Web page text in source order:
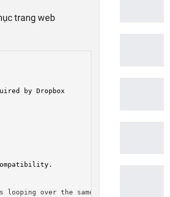
trang web
over the same step.